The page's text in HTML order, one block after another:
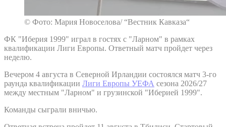
© Фото: Мария Новоселова/ “Вестник Кавказа“
ФК "Иберия 1999" играл в гостях с "Ларном" в рамках
квалификации Лиги Европы. Ответный матч пройдет через
неделю.
Вечером 4 августа в Северной Ирландии состоялся матч 3-го
раунда квалификации Лиги Европы УЕФА сезона 2026/27
между местным "Ларном" и грузинской "Иберией 1999".
Команды сыграли вничью.